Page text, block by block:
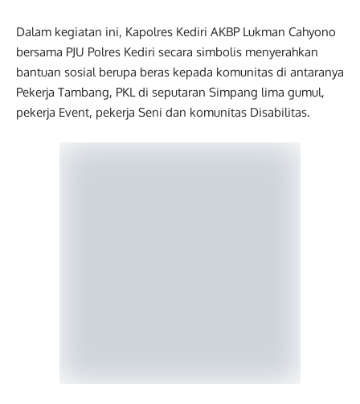
Dalam kegiatan ini, Kapolres Kediri AKBP Lukman Cahyono
bersama PJU Polres Kediri secara simbolis menyerahkan
bantuan sosial berupa beras kepada komunitas di antaranya
Pekerja Tambang, PKL di seputaran Simpang lima gumul,
pekerja Event, pekerja Seni dan komunitas Disabilitas.